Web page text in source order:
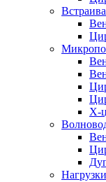
Х-
Нагрузки